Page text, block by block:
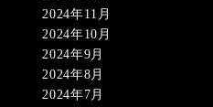
2024年11月
2024年10月
2024年9月
2024年8月
2024年7月